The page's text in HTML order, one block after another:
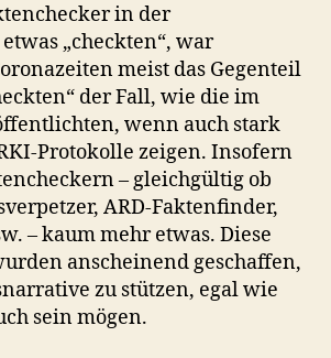
in der
„checkten“, war
meist das Gegenteil
der Fall, wie die im
wenn auch stark
Protokolle zeigen. Insofern
– gleichgültig ob
ARD-Faktenfinder,
– kaum mehr etwas. Diese
anscheinend geschaffen,
zu stützen, egal wie
sein mögen.